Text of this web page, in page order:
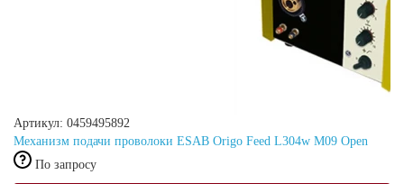
Артикул: 0459495892
Механизм подачи проволоки ESAB Origo Feed L304w M09 Open
По запросу